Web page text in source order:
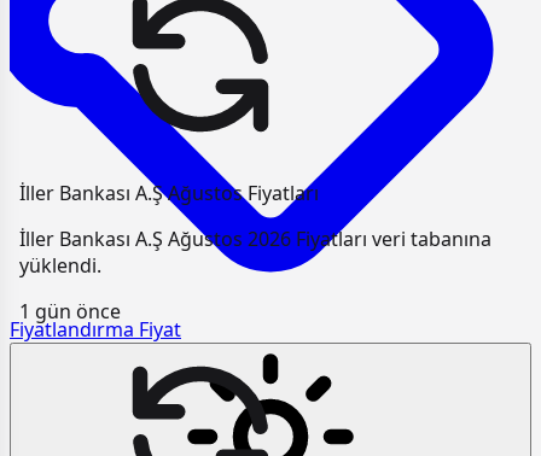
Fiyatlandırma Fiyat
İller Bankası A.Ş Ağustos Fiyatları
İller Bankası A.Ş Ağustos 2026 Fiyatları veri tabanına
yüklendi.
1 gün önce